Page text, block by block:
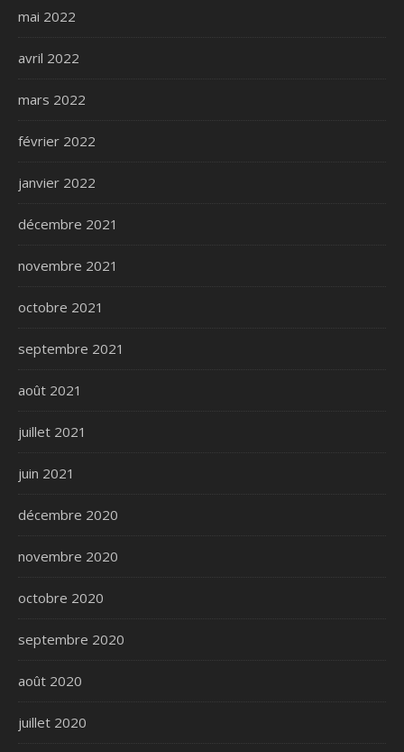
mai 2022
avril 2022
mars 2022
février 2022
janvier 2022
décembre 2021
novembre 2021
octobre 2021
septembre 2021
août 2021
juillet 2021
juin 2021
décembre 2020
novembre 2020
octobre 2020
septembre 2020
août 2020
juillet 2020